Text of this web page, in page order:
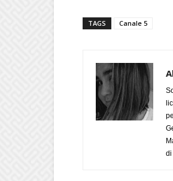
TAGS Canale 5
di